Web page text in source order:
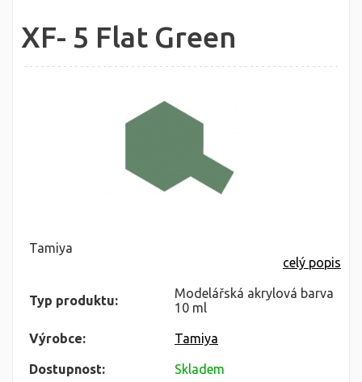
XF- 5 Flat Green
Tamiya
celý popis
Typ produktu:
Modelářská akrylová barva
10 ml
Výrobce: Tamiya
Dostupnost: Skladem